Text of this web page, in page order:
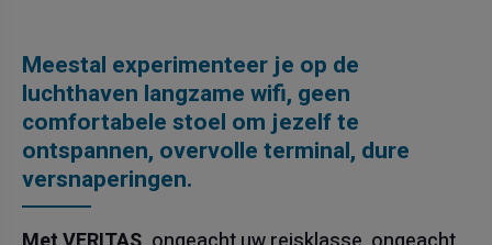
Meestal experimenteer je op de
luchthaven langzame wifi, geen
comfortabele stoel om jezelf te
ontspannen, overvolle terminal, dure
versnaperingen.